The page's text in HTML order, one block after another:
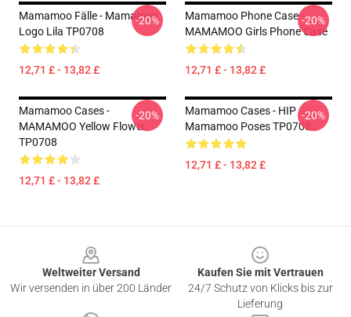
Mamamoo Fälle - Mamamoo
Logo Lila TP0708
12,71 £ - 13,82 £
-20%
Mamamoo Phone Case -
MAMAMOO Girls Phone Case
12,71 £ - 13,82 £
-20%
Mamamoo Cases -
MAMAMOO Yellow Flower
TP0708
12,71 £ - 13,82 £
-20%
Mamamoo Cases - HIP
Mamamoo Poses TP0708
12,71 £ - 13,82 £
-20%
Weltweiter Versand
Wir versenden in über 200 Länder
Kaufen Sie mit Vertrauen
24/7 Schutz von Klicks bis zur
Lieferung